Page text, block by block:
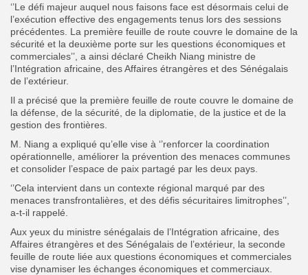
‘’Le défi majeur auquel nous faisons face est désormais celui de
l’exécution effective des engagements tenus lors des sessions
précédentes. La première feuille de route couvre le domaine de la
sécurité et la deuxième porte sur les questions économiques et
commerciales’’, a ainsi déclaré Cheikh Niang ministre de
l’Intégration africaine, des Affaires étrangères et des Sénégalais
de l’extérieur.
Il a précisé que la première feuille de route couvre le domaine de
la défense, de la sécurité, de la diplomatie, de la justice et de la
gestion des frontières.
M. Niang a expliqué qu’elle vise à ‘’renforcer la coordination
opérationnelle, améliorer la prévention des menaces communes
et consolider l’espace de paix partagé par les deux pays.
‘’Cela intervient dans un contexte régional marqué par des
menaces transfrontalières, et des défis sécuritaires limitrophes’’,
a-t-il rappelé.
Aux yeux du ministre sénégalais de l’Intégration africaine, des
Affaires étrangères et des Sénégalais de l’extérieur, la seconde
feuille de route liée aux questions économiques et commerciales
vise dynamiser les échanges économiques et commerciaux.